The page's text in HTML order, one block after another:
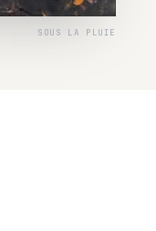
SOUS LA PLUIE